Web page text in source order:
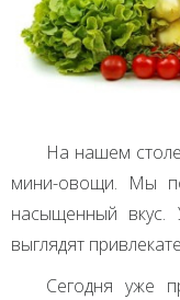
На нашем
мини-овощи. Мы
насыщенный
выглядят
Сегодня уже